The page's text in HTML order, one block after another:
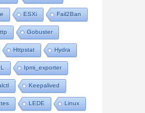
ESXi Fail2Ban
Gobuster
Httpstat Hydra
Ipmi_exporter
Keepalived
LEDE Linux